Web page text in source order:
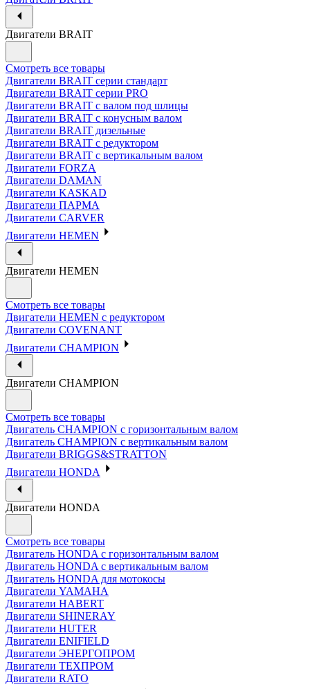
Двигатели BRAIT
Смотреть все товары
Двигатели BRAIT серии стандарт
Двигатели BRAIT серии PRO
Двигатели BRAIT с валом под шлицы
Двигатели BRAIT с конусным валом
Двигатели BRAIT дизельные
Двигатели BRAIT с редуктором
Двигатели BRAIT с вертикальным валом
Двигатели FORZA
Двигатели DAMAN
Двигатели KASKAD
Двигатели ПАРМА
Двигатели CARVER
Двигатели HEMEN
Двигатели HEMEN
Смотреть все товары
Двигатели HEMEN с редуктором
Двигатели COVENANT
Двигатели CHAMPION
Двигатели CHAMPION
Смотреть все товары
Двигатель CHAMPION с горизонтальным валом
Двигатель CHAMPION с вертикальным валом
Двигатели BRIGGS&STRATTON
Двигатели HONDA
Двигатели HONDA
Смотреть все товары
Двигатель HONDA с горизонтальным валом
Двигатель HONDA с вертикальным валом
Двигатель HONDA для мотокосы
Двигатели YAMAHA
Двигатели HABERT
Двигатели SHINERAY
Двигатели HUTER
Двигатели ENIFIELD
Двигатели ЭНЕРГОПРОМ
Двигатели ТЕХПРОМ
Двигатели RATO